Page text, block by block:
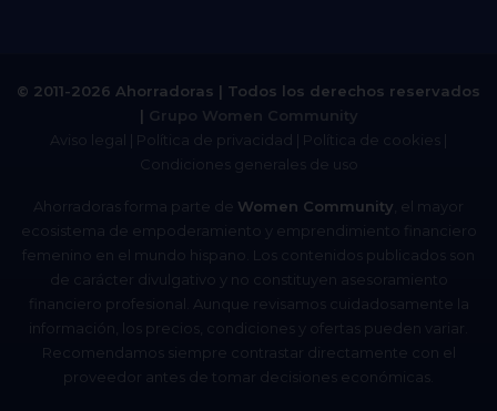
© 2011-2026 Ahorradoras | Todos los derechos reservados
| Grupo Women Community
Aviso legal
Política de privacidad Política de cookies
Condiciones generales de uso
Ahorradoras forma parte de Women Community , el mayor
ecosistema de empoderamiento y emprendimiento financiero
femenino en el mundo hispano. Los contenidos publicados son
de carácter divulgativo y no constituyen asesoramiento
financiero profesional. Aunque revisamos cuidadosamente la
información, los precios, condiciones y ofertas pueden variar.
Recomendamos siempre contrastar directamente con el
proveedor antes de tomar decisiones económicas.